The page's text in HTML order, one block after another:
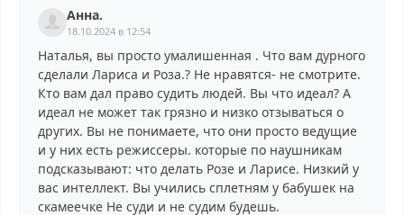
Анна.
18.10.2024 в 12:54
Наталья, вы просто умалишенная . Что вам дурного
сделали Лариса и Роза.? Не нравятся- не смотрите.
Кто вам дал право судить людей. Вы что идеал? А
идеал не может так грязно и низко отзываться о
других. Вы не понимаете, что они просто ведущие
и у них есть режиссеры. которые по наушникам
подсказывают: что делать Розе и Ларисе. Низкий у
вас интеллект. Вы учились сплетням у бабушек на
скамеечке Не суди и не судим будешь.